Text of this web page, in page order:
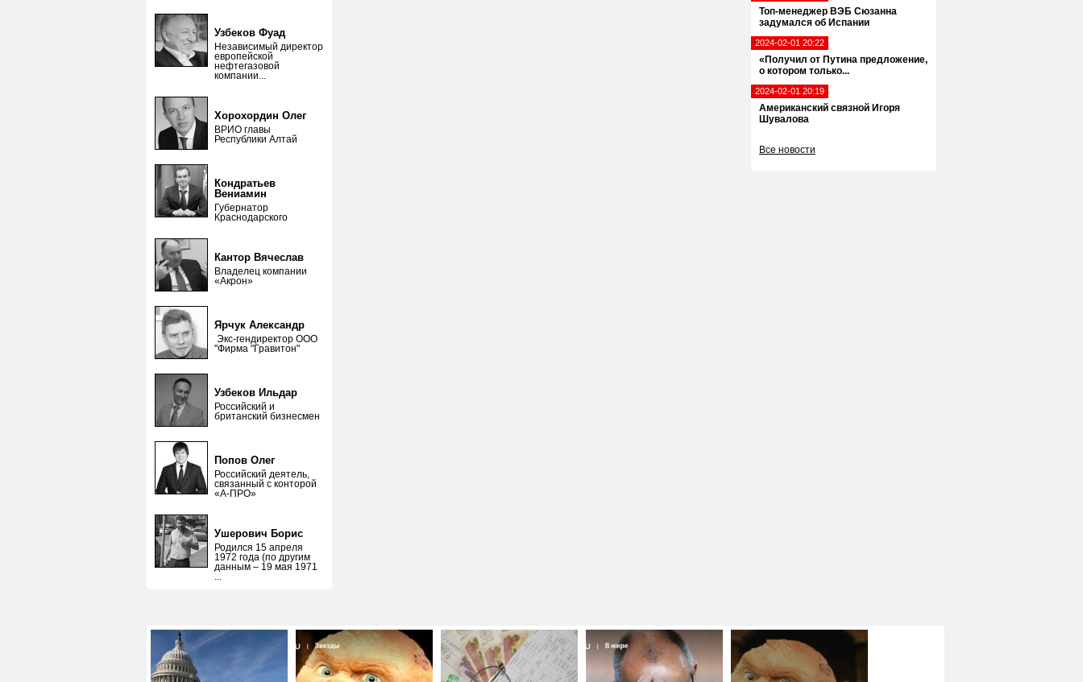
Топ-менеджер ВЭБ Сюзанна
задумался об Испании
2024-02-01 20:22
«Получил от Путина предложение,
о котором только...
2024-02-01 20:19
Американский связной Игоря
Шувалова
Все новости
Узбеков Фуад
Независимый директор
европейской
нефтегазовой
компании...
Хорохордин Олег
ВРИО главы
Республики Алтай
Кондратьев
Вениамин
Губернатор
Краснодарского
Кантор Вячеслав
Владелец компании
«Акрон»
Ярчук Александр
Экс-гендиректор ООО
"Фирма "Гравитон"
Узбеков Ильдар
Российский и
британский бизнесмен
Попов Олег
Российский деятель,
связанный с конторой
«А-ПРО»
Ушерович Борис
Родился 15 апреля
1972 года (по другим
данным – 19 мая 1971
...